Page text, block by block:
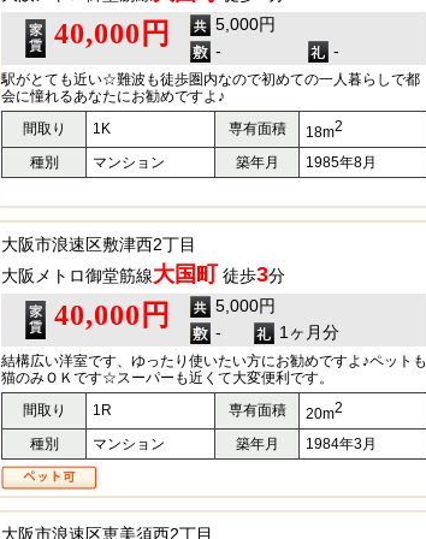
40,000円
5,000円
-
-
駅がとても近い☆難波も徒歩圏内なので初めての一人暮らしで都
会に憧れるあなたにお勧めですよ♪
間取り
1K 専有面積 18m2
種別 マンション 築年月
1985年8月
大阪市浪速区敷津西2丁目
大阪メトロ御堂筋線大国町 徒歩3分
40,000円
5,000円
-
1ヶ月分
結構広い洋室です、ゆったり使いたい方にお勧めですよ♪ペットも
猫のみＯＫです☆スーパーも近くて大変便利です。
間取り
1R 専有面積 20m2
種別 マンション 築年月
1984年3月
大阪市浪速区恵美須西2丁目